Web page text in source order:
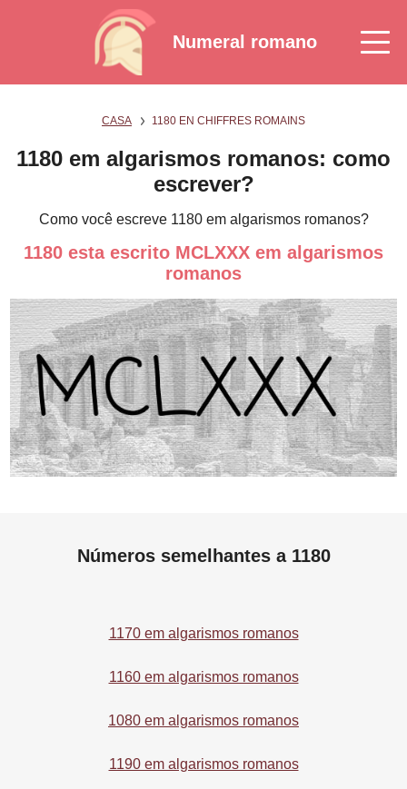
Numeral romano
CASA 1180 EN CHIFFRES ROMAINS
1180 em algarismos romanos: como
escrever?
Como você escreve 1180 em algarismos romanos?
1180 esta escrito MCLXXX em algarismos
romanos
Números semelhantes a 1180
1170 em algarismos romanos
1160 em algarismos romanos
1080 em algarismos romanos
1190 em algarismos romanos